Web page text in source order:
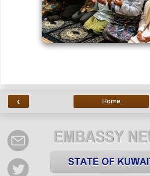
‹ Home